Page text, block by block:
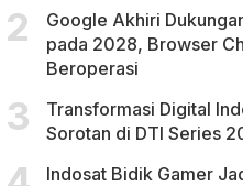
Google Akhiri
pada 2028, Browser
Beroperasi
Transformasi Digital
Sorotan di DTI Series
Indosat Bidik Gamer